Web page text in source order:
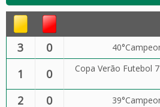
3 0
1 0
Copa Verão Futebol
2 0